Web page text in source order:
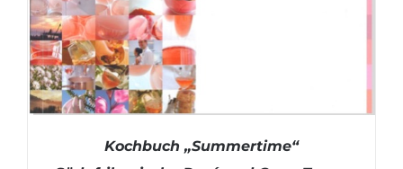
Kochbuch „Summertime“